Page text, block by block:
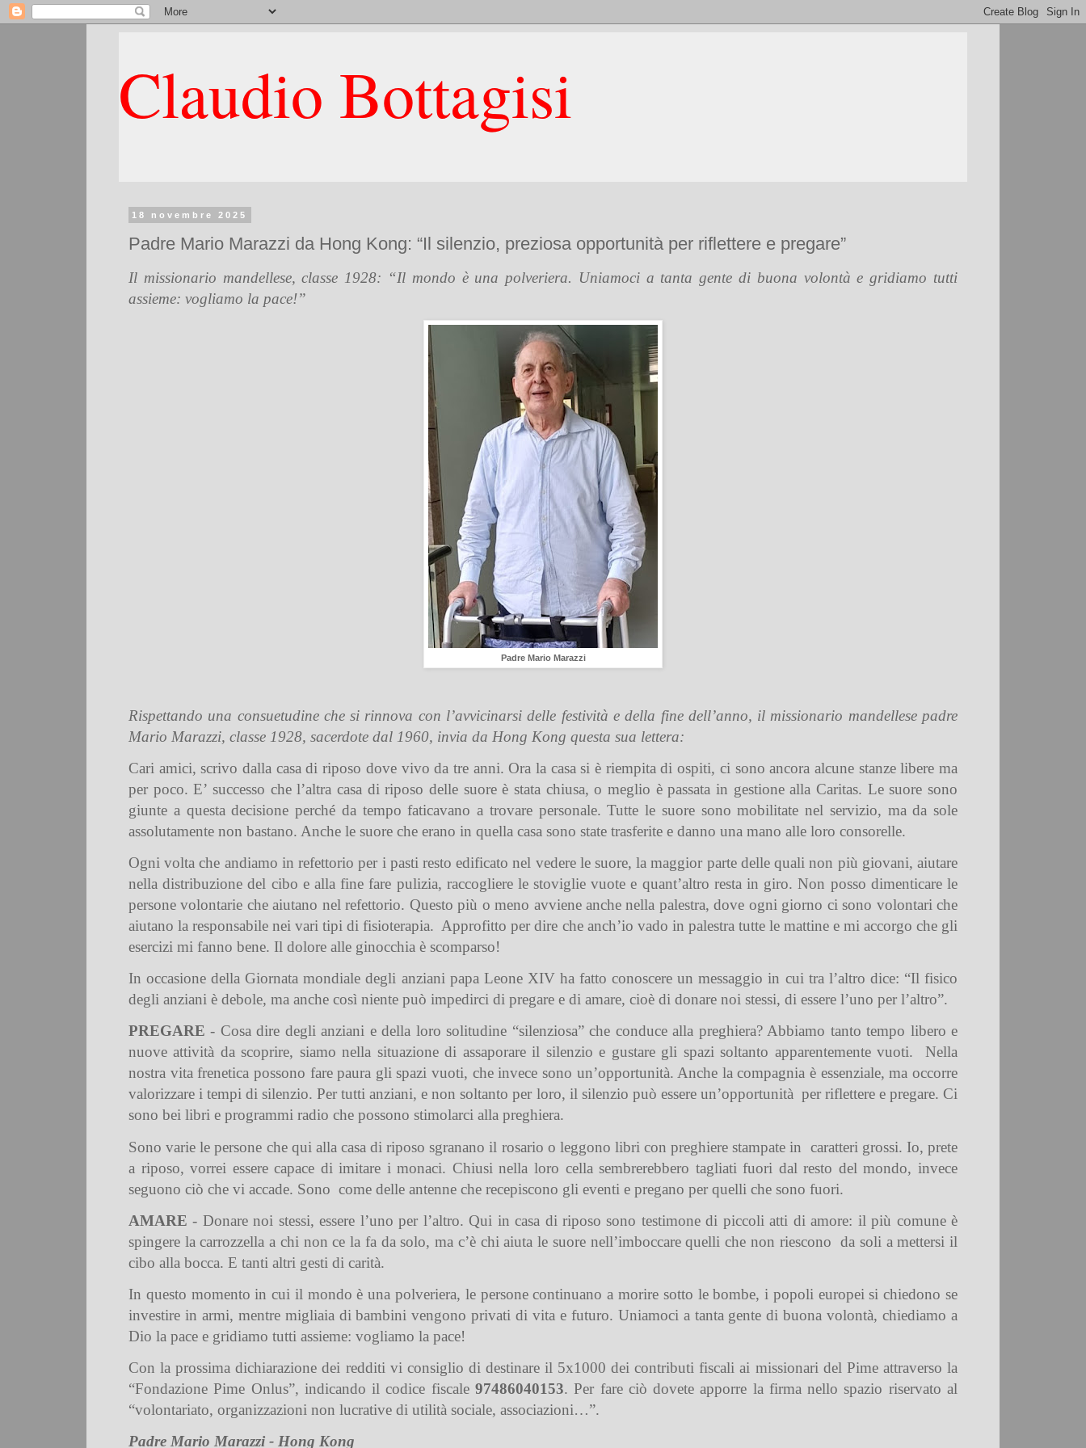
Claudio Bottagisi
18 novembre 2025
Padre Mario Marazzi da Hong Kong: “Il silenzio, preziosa opportunità per riflettere e pregare”
Il missionario mandellese, classe 1928: “Il mondo è una polveriera. Uniamoci a tanta gente di buona volontà e gridiamo tutti
assieme: vogliamo la pace!”
Padre Mario Marazzi
Rispettando una consuetudine che si rinnova con l’avvicinarsi delle festività e della fine dell’anno, il missionario mandellese padre
Mario Marazzi, classe 1928, sacerdote dal 1960, invia da Hong Kong questa sua lettera:
Cari amici, scrivo dalla casa di riposo dove vivo da tre anni. Ora la casa si è riempita di ospiti, ci sono ancora alcune stanze libere ma
per poco. E’ successo che l’altra casa di riposo delle suore è stata chiusa, o meglio è passata in gestione alla Caritas. Le suore sono
giunte a questa decisione perché da tempo faticavano a trovare personale. Tutte le suore sono mobilitate nel servizio, ma da sole
assolutamente non bastano. Anche le suore che erano in quella casa sono state trasferite e danno una mano alle loro consorelle.
Ogni volta che andiamo in refettorio per i pasti resto edificato nel vedere le suore, la maggior parte delle quali non più giovani, aiutare
nella distribuzione del cibo e alla fine fare pulizia, raccogliere le stoviglie vuote e quant’altro resta in giro. Non posso dimenticare le
persone volontarie che aiutano nel refettorio. Questo più o meno avviene anche nella palestra, dove ogni giorno ci sono volontari che
aiutano la responsabile nei vari tipi di fisioterapia. Approfitto per dire che anch’io vado in palestra tutte le mattine e mi accorgo che gli
esercizi mi fanno bene. Il dolore alle ginocchia è scomparso!
In occasione della Giornata mondiale degli anziani papa Leone XIV ha fatto conoscere un messaggio in cui tra l’altro dice: “Il fisico
degli anziani è debole, ma anche così niente può impedirci di pregare e di amare, cioè di donare noi stessi, di essere l’uno per l’altro”.
PREGARE - Cosa dire degli anziani e della loro solitudine “silenziosa” che conduce alla preghiera? Abbiamo tanto tempo libero e
nuove attività da scoprire, siamo nella situazione di assaporare il silenzio e gustare gli spazi soltanto apparentemente vuoti.
Nella
nostra vita frenetica possono fare paura gli spazi vuoti, che invece sono un’opportunità. Anche la compagnia è essenziale, ma occorre
valorizzare i tempi di silenzio. Per tutti anziani, e non soltanto per loro, il silenzio può essere un’opportunità per riflettere e pregare. Ci
sono bei libri e programmi radio che possono stimolarci alla preghiera.
Sono varie le persone che qui alla casa di riposo sgranano il rosario o leggono libri con preghiere stampate in
caratteri grossi. Io, prete
a riposo, vorrei essere capace di imitare i monaci. Chiusi nella loro cella sembrerebbero tagliati fuori dal resto del mondo, invece
seguono ciò che vi accade. Sono come delle antenne che recepiscono gli eventi e pregano per quelli che sono fuori.
AMARE - Donare noi stessi, essere l’uno per l’altro. Qui in casa di riposo sono testimone di piccoli atti di amore: il più comune è
spingere la carrozzella a chi non ce la fa da solo, ma c’è chi aiuta le suore nell’imboccare quelli che non riescono da soli a mettersi il
cibo alla bocca. E tanti altri gesti di carità.
In questo momento in cui il mondo è una polveriera, le persone continuano a morire sotto le bombe, i popoli europei si chiedono se
investire in armi, mentre migliaia di bambini vengono privati di vita e futuro. Uniamoci a tanta gente di buona volontà, chiediamo a
Dio la pace e gridiamo tutti assieme: vogliamo la pace!
Con la prossima dichiarazione dei redditi vi consiglio di destinare il 5x1000 dei contributi fiscali ai missionari del Pime attraverso la
“Fondazione Pime Onlus”, indicando il codice fiscale 97486040153. Per fare ciò dovete apporre la firma nello spazio riservato al
“volontariato, organizzazioni non lucrative di utilità sociale, associazioni…”.
Padre Mario Marazzi - Hong Kong